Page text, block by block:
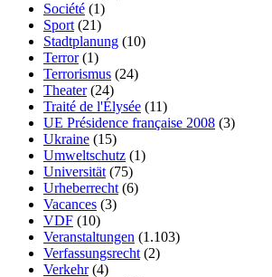
Société (1)
Sport (21)
Stadtplanung (10)
Terror(1)
Terrorismus (24)
Theater(24)
Traité de l'Élysée (11)
UE Présidence française 2008 (3)
Ukraine (15)
Umweltschutz (1)
Universität (75)
Urheberrecht (6)
Vacances (3)
VDF (10)
Veranstaltungen (1.103)
Verfassungsrecht (2)
Verkehr(4)